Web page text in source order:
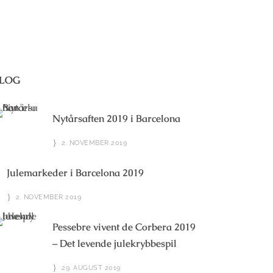
Nytårsaften 2019 i Barcelona
2. NOVEMBER 2019
Julemarkeder i Barcelona 2019
2. NOVEMBER 2019
Pessebre vivent de Corbera 2019
– Det levende julekrybbespil
29. AUGUST 2019